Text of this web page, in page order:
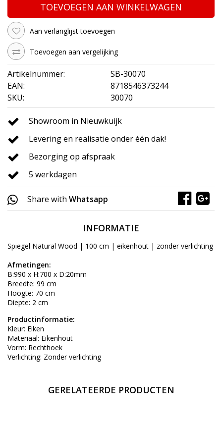
TOEVOEGEN AAN WINKELWAGEN
Aan verlanglijst toevoegen
Toevoegen aan vergelijking
Artikelnummer:
SB-30070
EAN:
8718546373244
SKU:
30070
Showroom in Nieuwkuijk
Levering en realisatie onder één dak!
Bezorging op afspraak
5 werkdagen
Share with Whatsapp
INFORMATIE
Spiegel Natural Wood | 100 cm | eikenhout | zonder verlichting
Afmetingen:
B:990 x H:700 x D:20mm
Breedte: 99 cm
Hoogte: 70 cm
Diepte: 2 cm
Productinformatie:
Kleur: Eiken
Materiaal: Eikenhout
Vorm: Rechthoek
Verlichting: Zonder verlichting
GERELATEERDE PRODUCTEN